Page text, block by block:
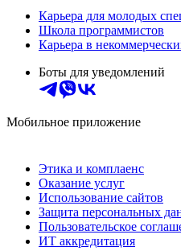
Карьера для молодых
Школа программистов
Карьера в
Боты для уведомлений
Мобильное приложение
Этика и комплаенс
Оказание услуг
Использование сайтов
Защита персональных
Пользовательское
ИТ аккредитация